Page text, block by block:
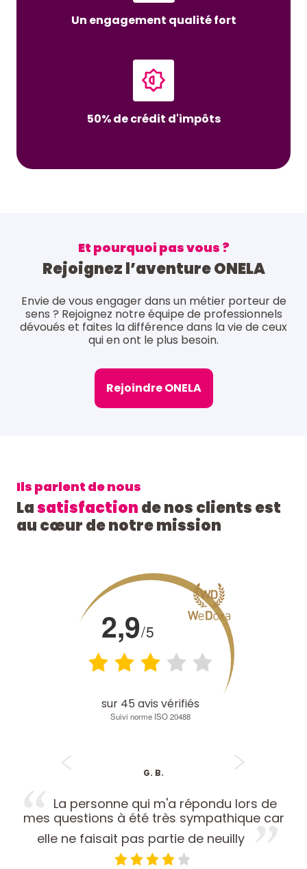
Un engagement qualité fort
50% de crédit d'impôts
Et pourquoi pas vous ?
Rejoignez l’aventure ONELA
Envie de vous engager dans un métier porteur de
sens ? Rejoignez notre équipe de professionnels
dévoués et faites la différence dans la vie de ceux
qui en ont le plus besoin.
Rejoindre ONELA
Ils parlent de nous
Lasatisfactionde nos clients est
au cœur de notre mission
2,9/5
sur 45 avis vérifiés
Suivi norme ISO 20488
G. B.
La personne qui m'a répondu lors de
mes questions à été très sympathique car
elle ne faisait pas partie de neuilly